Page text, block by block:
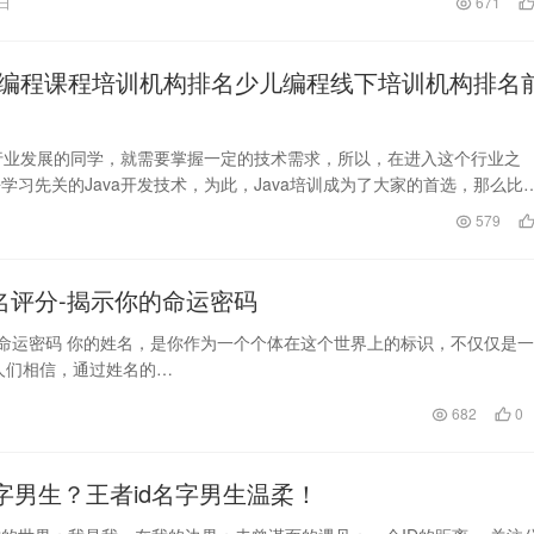
程课程培训机构排名少儿编程线下培训机构排名
发展的同学，就需要掌握一定的技术需求，所以，在进入这个行业之
习先关的Java开发技术，为此，Java培训成为了大家的首选，那么比
579
分-揭示你的命运密码
密码 你的姓名，是你作为一个个体在这个世界上的标识，不仅仅是一
们相信，通过姓名的…
682 0
男生？王者id名字男生温柔！